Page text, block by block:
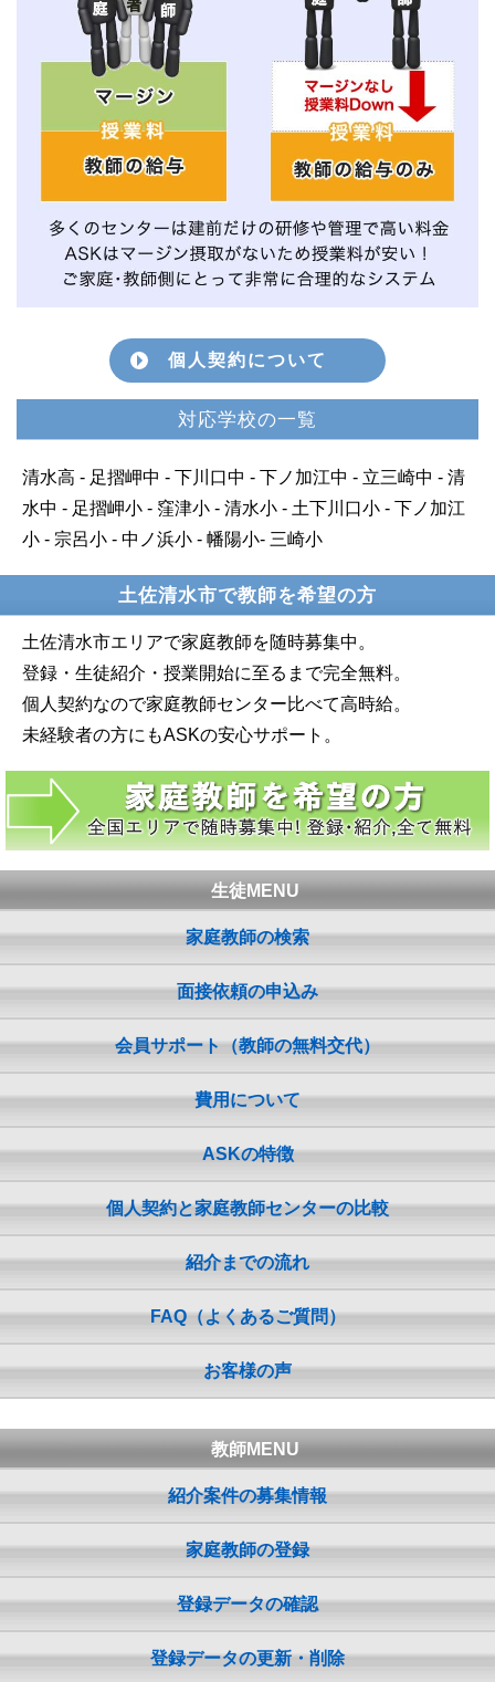
個人契約について
対応学校の一覧
清水高 - 足摺岬中 - 下川口中 - 下ノ加江中 - 立三崎中 - 清
水中 - 足摺岬小 - 窪津小 - 清水小 - 土下川口小 - 下ノ加江
小 - 宗呂小 - 中ノ浜小 - 幡陽小- 三崎小
土佐清水市で教師を希望の方
土佐清水市エリアで家庭教師を随時募集中。
登録・生徒紹介・授業開始に至るまで完全無料。
個人契約なので家庭教師センター比べて高時給。
未経験者の方にもASKの安心サポート。
生徒MENU
家庭教師の検索
面接依頼の申込み
会員サポート（教師の無料交代）
費用について
ASKの特徴
個人契約と家庭教師センターの比較
紹介までの流れ
FAQ（よくあるご質問）
お客様の声
教師MENU
紹介案件の募集情報
家庭教師の登録
登録データの確認
登録データの更新・削除